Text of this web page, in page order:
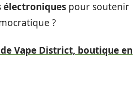
électroniques pour soutenir
?
Vape District, boutique en